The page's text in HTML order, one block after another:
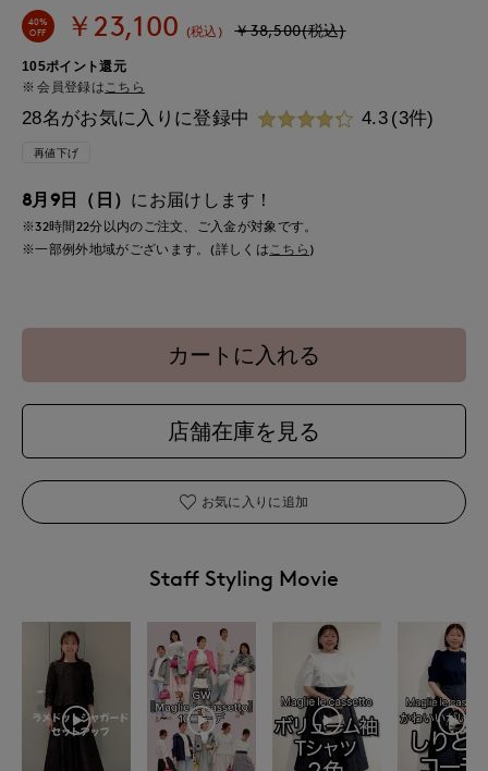
40%
OFF
￥23,100 (税込) ￥38,500(税込)
105ポイント還元
会員登録は こちら
28名がお気に入りに登録中 4.3 (3件)
再値下げ
8月9日（日） にお届けします！
※32時間22分以内のご注文、ご入金が対象です。
※一部例外地域がございます。(詳しくはこちら )
カートに入れる
店舗在庫を見る
お気に入りに追加
Staff Styling Movie